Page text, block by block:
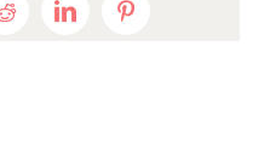
RedditLinkedInPinterest